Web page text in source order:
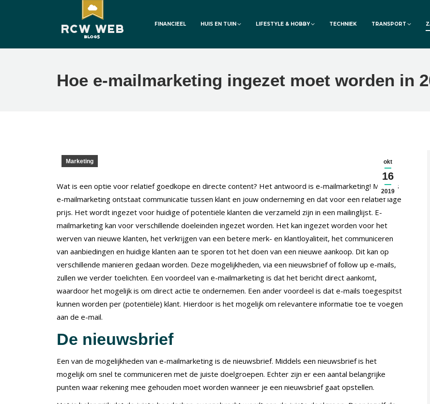
FINANCIEEL HUIS EN TUIN LIFESTYLE & HOBBY TECHNIEK TRANSPORT
Hoe e-mailmarketing ingezet moet worden in
okt
16
2019
Marketing
Wat is een optie voor relatief goedkope en directe content? Het antwoord is e-mailmarketing! Middels
e-mailmarketing ontstaat communicatie tussen klant en jouw onderneming en dat voor een relatief lage
prijs. Het wordt ingezet voor huidige of potentiële klanten die verzameld zijn in een mailinglijst. E-
mailmarketing kan voor verschillende doeleinden ingezet worden. Het kan ingezet worden voor het
werven van nieuwe klanten, het verkrijgen van een betere merk- en klantloyaliteit, het communiceren
van aanbiedingen en huidige klanten aan te sporen tot het doen van een nieuwe aankoop. Dit kan op
verschillende manieren gedaan worden. Deze mogelijkheden, via een nieuwsbrief of follow up e-mails,
zullen we verder toelichten. Een voordeel van e-mailmarketing is dat het bericht direct aankomt,
waardoor het mogelijk is om direct actie te ondernemen. Een ander voordeel is dat e-mails toegespitst
kunnen worden per (potentiële) klant. Hierdoor is het mogelijk om relevantere informatie toe te voegen
aan de e-mail.
De nieuwsbrief
Een van de mogelijkheden van e-mailmarketing is de nieuwsbrief. Middels een nieuwsbrief is het
mogelijk om snel te communiceren met de juiste doelgroepen. Echter zijn er een aantal belangrijke
punten waar rekening mee gehouden moet worden wanneer je een nieuwsbrief gaat opstellen.